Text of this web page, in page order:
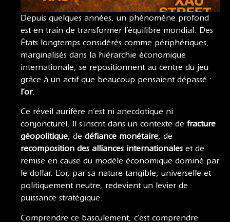
Depuis quelques années, un phénomène profond
est en train de transformer l’équilibre mondial. Des
États longtemps considérés comme périphériques,
marginalisés dans la hiérarchie économique
internationale, se repositionnent au centre du jeu
grâce à un actif que beaucoup pensaient dépassé :
l’or.
Ce réveil aurifère n’est ni anecdotique ni
conjoncturel. Il s’inscrit dans un contexte de fracture
géopolitique, de défiance monétaire, de
recomposition des alliances internationales et de
remise en cause du modèle économique dominé par
le dollar. L’or, par sa nature tangible, universelle et
politiquement neutre, redevient un levier de
puissance stratégique.
Comprendre ce basculement, c’est comprendre